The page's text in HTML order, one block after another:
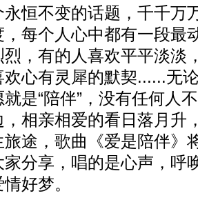
不变的话题，千千万
每个人心中都有一段最
，有的人喜欢平平淡淡
心有灵犀的默契......无
是“陪伴”，没有任何人
，相亲相爱的看日落月升
途，歌曲《爱是陪伴》
家分享，唱的是心声，呼
好梦。